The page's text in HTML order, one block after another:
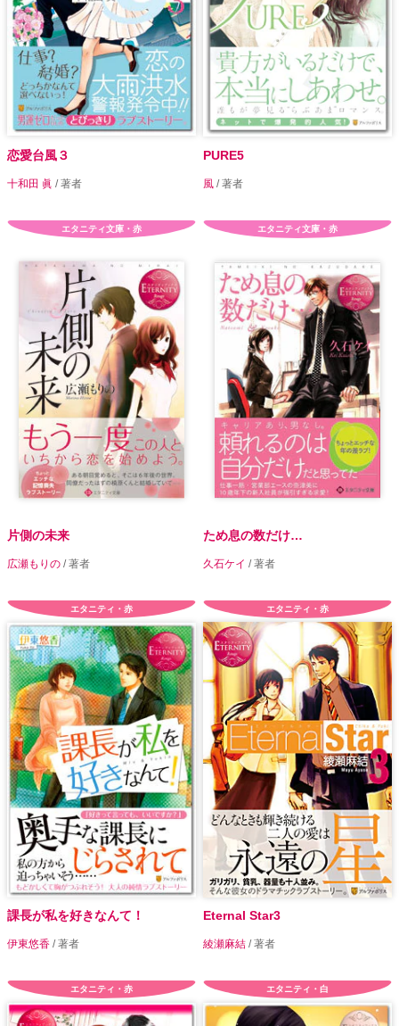
恋愛台風３
十和田 眞 / 著者
PURE5
風 / 著者
エタニティ文庫・赤
片側の未来
広瀬もりの / 著者
エタニティ文庫・赤
ため息の数だけ…
久石ケイ / 著者
エタニティ・赤
課長が私を好きなんて！
伊東悠香 / 著者
エタニティ・赤
Eternal Star3
綾瀬麻結 / 著者
エタニティ・赤 エタニティ・白